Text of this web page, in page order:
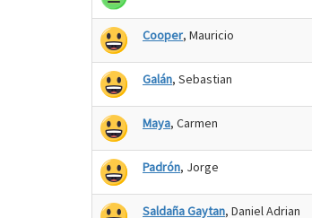
Cooper, Mauricio
Galán, Sebastian
Maya, Carmen
Padrón, Jorge
Saldaña Gaytan, Daniel Adrian